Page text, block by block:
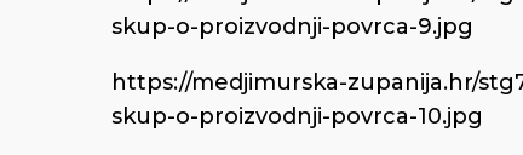
skup-o-proizvodnji-povrca-9.jpg
https://medjimurska-zupanija.hr/
skup-o-proizvodnji-povrca-10.jpg